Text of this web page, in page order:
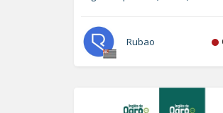
Rubao